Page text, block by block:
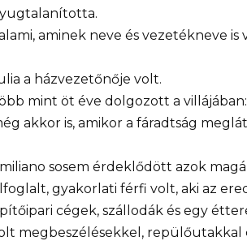
aminek neve és vezetékneve is
a házvezetőnője volt.
mint öt éve dolgozott a
akkor is, amikor a fáradtság
sosem érdeklődött azok
gyakorlati férfi volt, aki az
cégek, szállodák és egy
megbeszélésekkel, repülőutakkal